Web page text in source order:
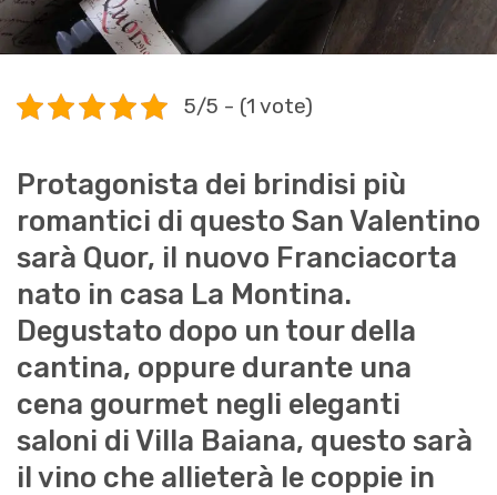
5/5 - (1 vote)
Protagonista dei brindisi più
romantici di questo San Valentino
sarà Quor, il nuovo Franciacorta
nato in casa La Montina.
Degustato dopo un tour della
cantina, oppure durante una
cena gourmet negli eleganti
saloni di Villa Baiana, questo sarà
il vino che allieterà le coppie in